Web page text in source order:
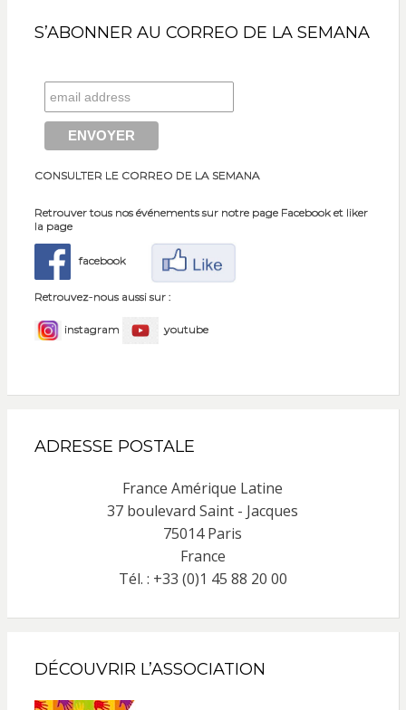
S’ABONNER AU CORREO DE LA SEMANA
CONSULTER LE CORREO DE LA SEMANA
Retrouver tous nos événements sur notre page Facebook et liker
la page
facebook
Retrouvez-nous aussi sur :
instagram youtube
ADRESSE POSTALE
France Amérique Latine
37 boulevard Saint - Jacques
75014 Paris
France
Tél. : +33 (0)1 45 88 20 00
DÉCOUVRIR L’ASSOCIATION